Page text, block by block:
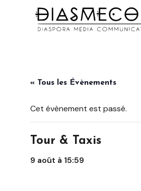
« Tous les Évènements
Cet évènement est passé.
Tour & Taxis
9 août à 15:59